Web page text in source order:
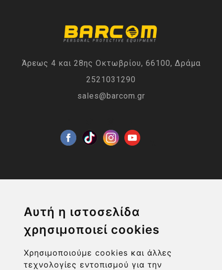
Αυτή η ιστοσελίδα
χρησιμοποιεί cookies
Χρησιμοποιούμε cookies και άλλες
τεχνολογίες εντοπισμού για την
Άρεως 4 και 28ης Οκτωβρίου, 66100, Δράμα
2521031290
sales@barcom.gr
ΧΡΗΣΙΜΑ LINKS
ΠΛΗΡΟΦΟΡΙΕΣ ΧΡΗΣΤΗ